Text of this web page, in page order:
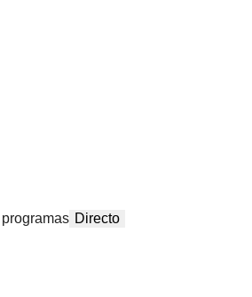
Directo